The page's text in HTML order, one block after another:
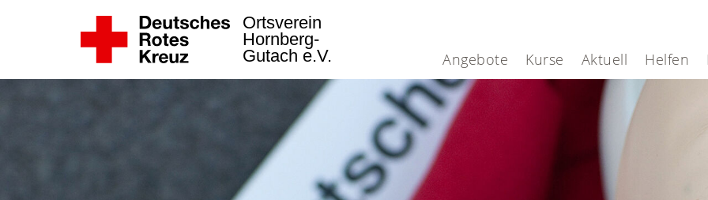
Angebote Kurse Aktuell Helfen
Ortsverein
Hornberg-
Gutach e.V.